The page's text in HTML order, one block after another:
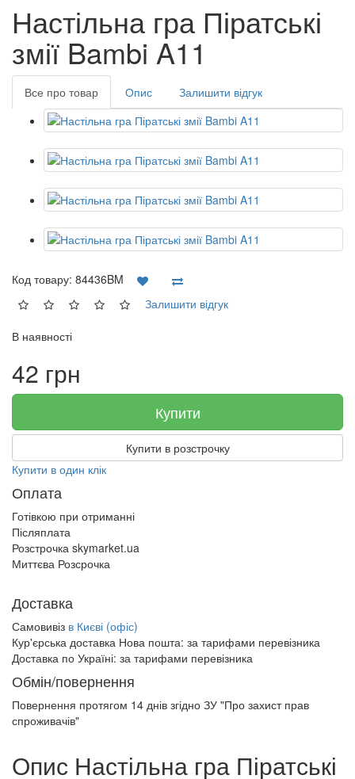
Настільна гра Піратські
змії Bambi A11
Все про товар Опис Залишити відгук
Код товару: 84436BM
Залишити відгук
В наявності
42 грн
Купити
Купити в розстрочку
Купити в один клік
Оплата
Готівкою при отриманні
Післяплата
Розстрочка skymarket.ua
Миттєва Розсрочка
Доставка
Самовивіз в Києві (офіс)
Кур'єрська доставка Нова пошта: за тарифами перевізника
Доставка по Україні: за тарифами перевізника
Обмін/повернення
Повернення протягом 14 днів згідно ЗУ "Про захист прав
спроживачів"
Опис Настільна гра Піратські